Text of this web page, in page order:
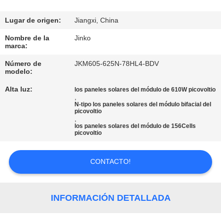
MAPA
DEL
SITIO
PRIVACY
Lugar de origen: Jiangxi, China
Nombre de la
marca:
Jinko
Número de
modelo:
JKM605-625N-78HL4-BDV
Alta luz: los paneles solares del módulo de 610W picovoltio
,
N-tipo los paneles solares del módulo bifacial del
picovoltio
,
los paneles solares del módulo de 156Cells
picovoltio
CONTACTO!
INFORMACIÓN DETALLADA